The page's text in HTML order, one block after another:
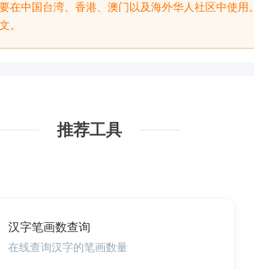
中国台湾、香港、澳门以及海外华人社区中使用。
。
推荐工具
汉字笔画数查询
在线查询汉字的笔画数量